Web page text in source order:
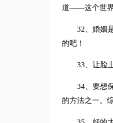
道——这个世界
32、婚姻
的吧！
33、让脸
34、要想
的方法之一。